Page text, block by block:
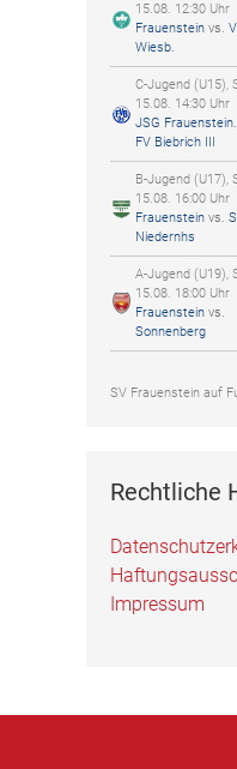
15.08. 12:30 Uhr
Frauenstein vs.
Wiesb.
C-Jugend (U15),
15.08. 14:30 Uhr
JSG
FV Biebrich III
B-Jugend (U17),
15.08. 16:00 Uhr
Frauenstein vs.
Niedernhs
A-Jugend (U19),
15.08. 18:00 Uhr
Frauenstein vs.
Sonnenberg
SV Frauenstein auf
Rechtliche
Impressum